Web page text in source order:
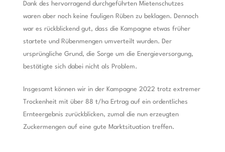
Dank des hervorragend durchgeführten Mietenschutzes
waren aber noch keine fauligen Rüben zu beklagen. Dennoch
war es rückblickend gut, dass die Kampagne etwas früher
startete und Rübenmengen umverteilt wurden. Der
ursprüngliche Grund, die Sorge um die Energieversorgung,
bestätigte sich dabei nicht als Problem.
Insgesamt können wir in der Kampagne 2022 trotz extremer
Trockenheit mit über 88 t/ha Ertrag auf ein ordentliches
Ernteergebnis zurückblicken, zumal die nun erzeugten
Zuckermengen auf eine gute Marktsituation treffen.